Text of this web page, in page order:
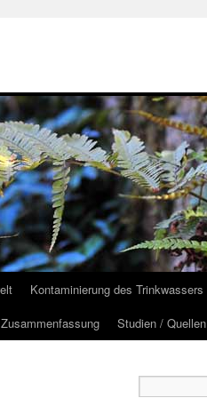
Kontaminierung des Trinkwassers
Zusammenfassung Studien / Quellen